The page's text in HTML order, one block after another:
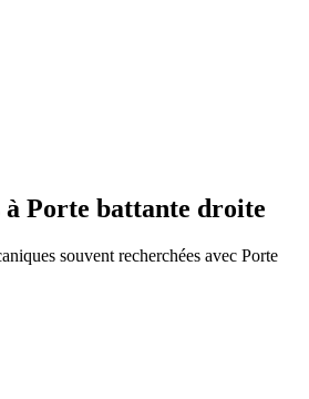
à Porte battante droite
souvent recherchées avec Porte